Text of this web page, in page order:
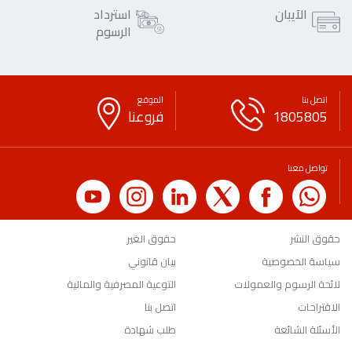
الآيبان استرداد
الرسوم
اتصل بنا
1805805
الموقع
فروعنا
تواصل معنا
حقوق النشر
حقوق الغير
سياسة الخصوصية
بيان قانوني
لائحة الرسوم والعمولات
التوعية المصرفية والمالية
الاقتراحات
اتصل بنا
الأسئلة الشائعة
طلب شهادة